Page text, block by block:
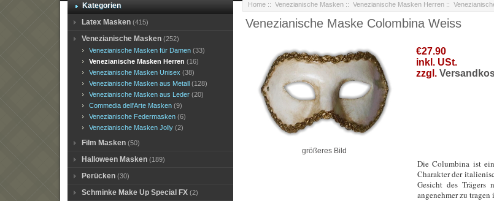
Kategorien
Latex Masken (415)
Venezianische Masken (252)
Venezianische Masken für Damen (33)
Venezianische Masken Herren (16)
Venezianische Masken Unisex (38)
Venezianische Masken aus Metall (128)
Venezianische Masken aus Leder (20)
Commedia dell'Arte Masken (9)
Venezianische Federmasken (6)
Venezianische Masken Jolly (2)
Film Masken (50)
Halloween Masken (189)
Perücken (30)
Schminke Make Up Special FX (2)
Home:: Venezianische Masken:: Venezianische Masken Herren::
Venezianische Maske Colombina Weiss
größeres Bild
€27.90
inkl. USt.
zzgl.
Die Columbina ist
Charakter der
Gesicht des
angenehmer zu tragen